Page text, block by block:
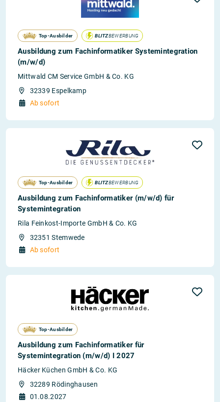
Top-Ausbilder BLITZBEWERBUNG
Ausbildung zum Fachinformatiker Systemintegration
(m/w/d)
Mittwald CM Service GmbH & Co. KG
32339 Espelkamp
Ab sofort
Top-Ausbilder BLITZBEWERBUNG
Ausbildung zum Fachinformatiker (m/w/d) für
Systemintegration
Rila Feinkost-Importe GmbH & Co. KG
32351 Stemwede
Ab sofort
Top-Ausbilder
Ausbildung zum Fachinformatiker für
Systemintegration (m/w/d) I 2027
Häcker Küchen GmbH & Co. KG
32289 Rödinghausen
01.08.2027